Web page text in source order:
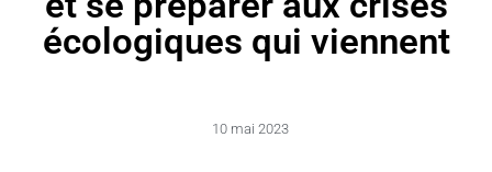
écologiques qui viennent
10 mai 2023